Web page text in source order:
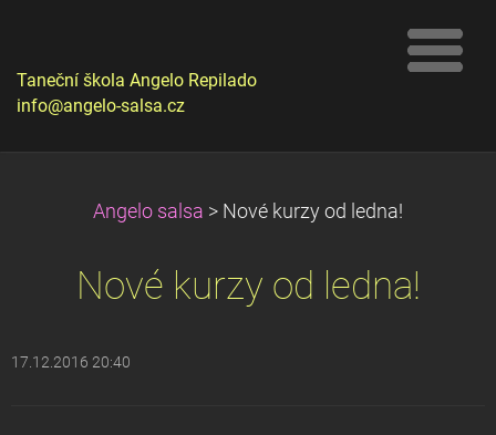
Taneční škola Angelo Repilado
info@angelo-salsa.cz
Angelo salsa > Nové kurzy od ledna!
Nové kurzy od ledna!
17.12.2016 20:40